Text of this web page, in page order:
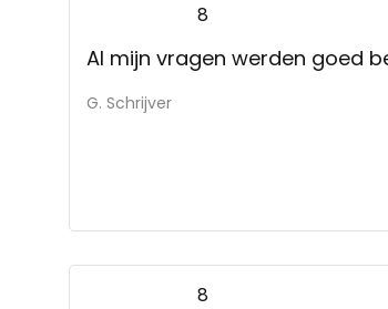
8
Al mijn vragen werden goed
G. Schrijver
8